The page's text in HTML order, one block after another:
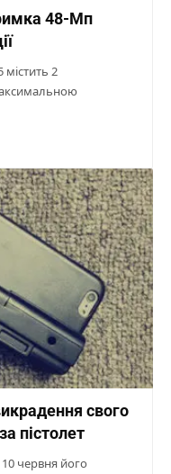
48-Мп
2
свого
пістолет
червня його